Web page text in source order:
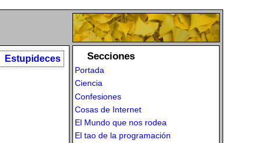
Estupideces Secciones
Portada
Ciencia
Confesiones
Cosas de Internet
El Mundo que nos rodea
El tao de la programación